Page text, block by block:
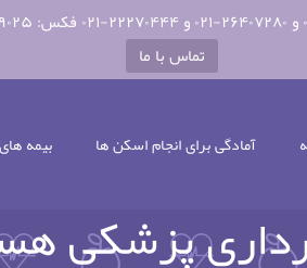
تماس با ما
آمادگی برای انجام اسکن ها بیمه
پزشکی